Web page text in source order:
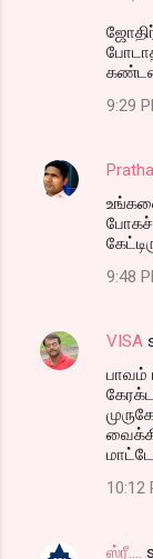
9:29
9:48
VISA
பாவம்
10:12
ஸ்ரீ....